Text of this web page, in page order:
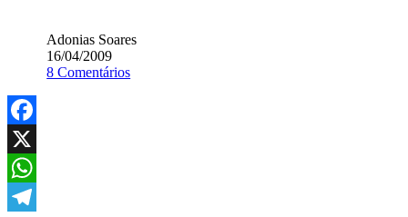
Adonias Soares
16/04/2009
8 Comentários
Facebook
X
WhatsApp